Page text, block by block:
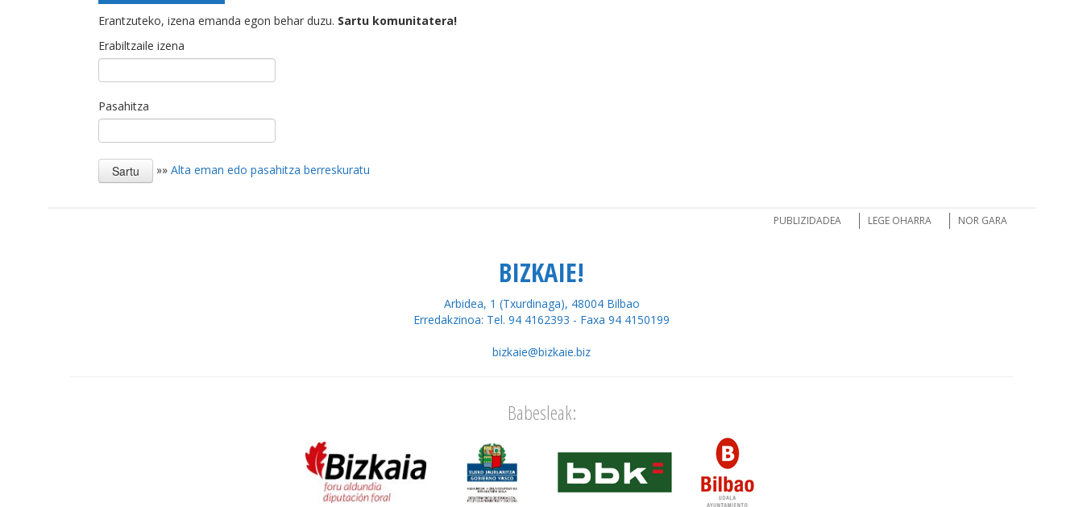
Erantzuteko, izena emanda egon behar duzu. Sartu komunitatera!
Erabiltzaile izena
Pasahitza
»» Alta eman edo pasahitza berreskuratu
NOR GARA
LEGE OHARRA
PUBLIZIDADEA
BIZKAIE!
Arbidea, 1 (Txurdinaga), 48004 Bilbao
Erredakzinoa: Tel. 94 4162393 - Faxa 94 4150199
bizkaie@bizkaie.biz
Babesleak: